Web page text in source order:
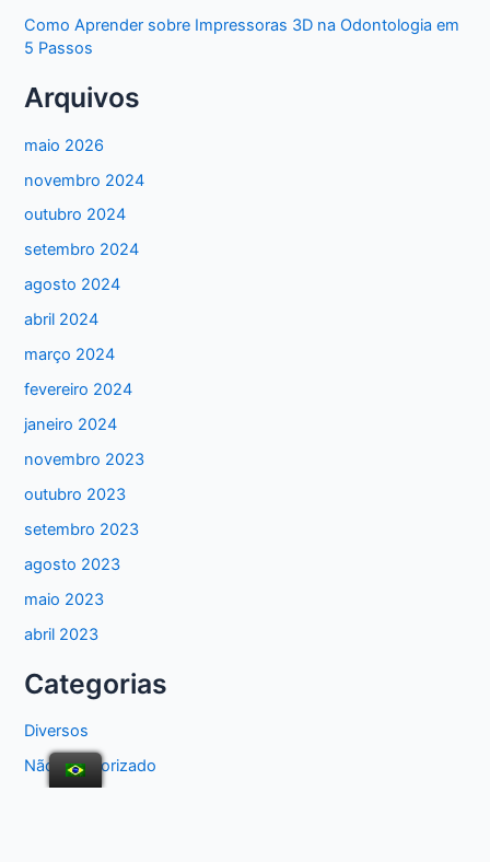
Como Aprender sobre Impressoras 3D na Odontologia em
5 Passos
Arquivos
maio 2026
novembro 2024
outubro 2024
setembro 2024
agosto 2024
abril 2024
março 2024
fevereiro 2024
janeiro 2024
novembro 2023
outubro 2023
setembro 2023
agosto 2023
maio 2023
abril 2023
Categorias
Diversos
Não categorizado